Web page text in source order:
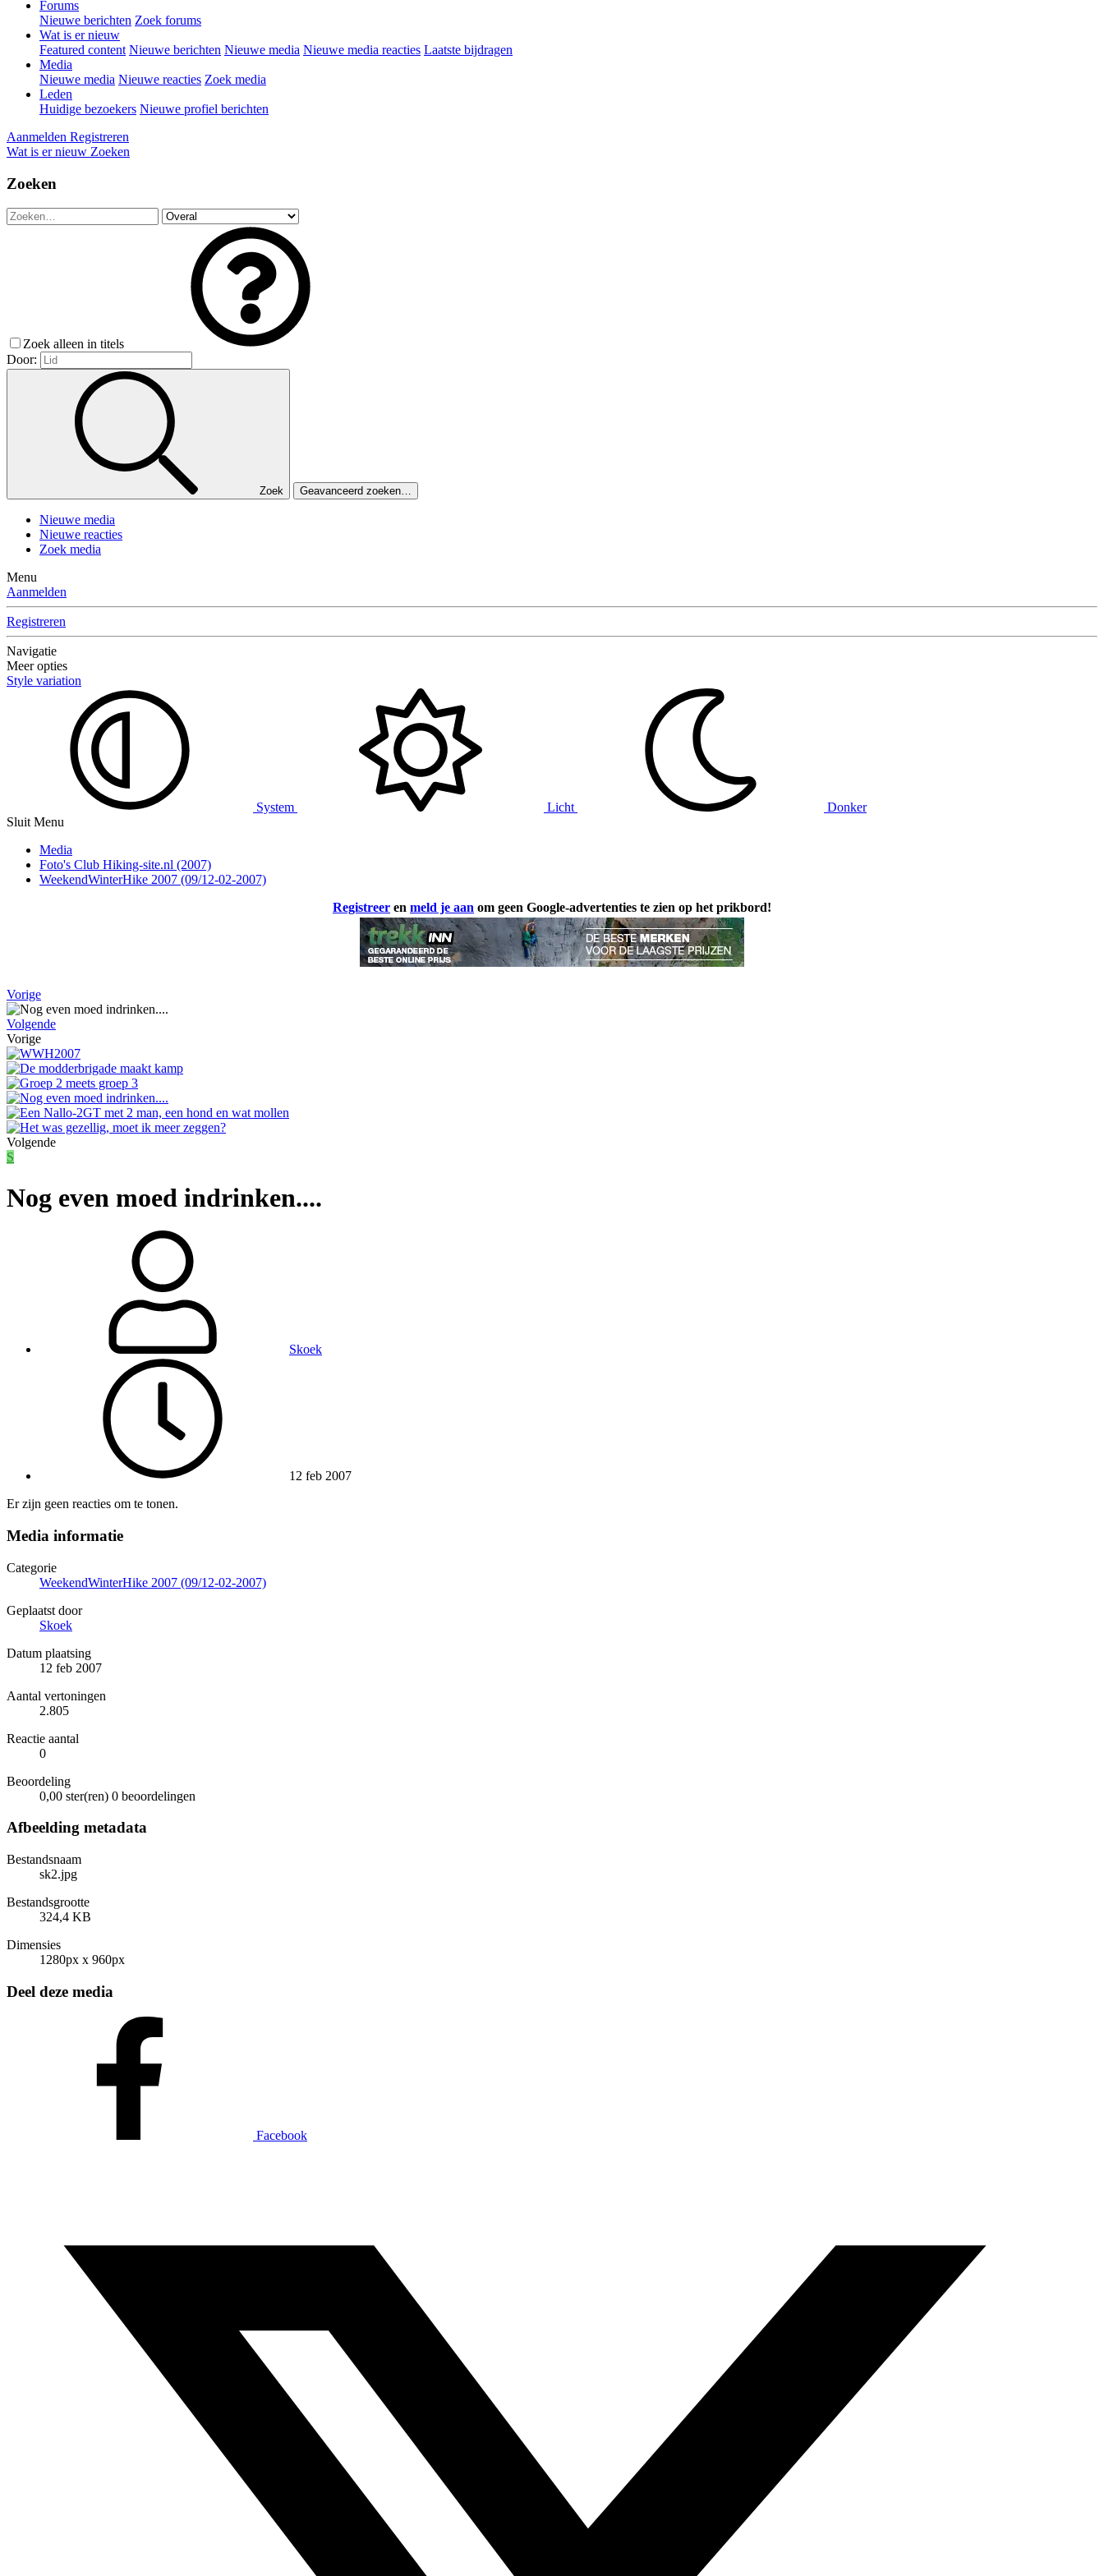
Forums
Nieuwe berichten Zoek forums
Wat is er nieuw
Featured content Nieuwe berichten Nieuwe media Nieuwe media reacties Laatste bijdragen
Media
Nieuwe media Nieuwe reacties Zoek media
Leden
Huidige bezoekers Nieuwe profiel berichten
Aanmelden Registreren
Wat is er nieuw Zoeken
Zoeken
Zoek alleen in titels
Door:
Zoek Geavanceerd zoeken…
Nieuwe media
Nieuwe reacties
Zoek media
Menu
Aanmelden
Registreren
Navigatie
Meer opties
Style variation
System Licht
Donker
Sluit Menu
Media
Foto's Club Hiking-site.nl (2007)
WeekendWinterHike 2007 (09/12-02-2007)
Registreer en meld je aan om geen Google-advertenties te zien op het prikbord!
Vorige
Volgende
Vorige
Volgende
S
Nog even moed indrinken....
Skoek
12 feb 2007
Er zijn geen reacties om te tonen.
Media informatie
Categorie
WeekendWinterHike 2007 (09/12-02-2007)
Geplaatst door
Skoek
Datum plaatsing
12 feb 2007
Aantal vertoningen
2.805
Reactie aantal
0
Beoordeling
0,00 ster(ren) 0 beoordelingen
Afbeelding metadata
Bestandsnaam
sk2.jpg
Bestandsgrootte
324,4 KB
Dimensies
1280px x 960px
Deel deze media
Facebook